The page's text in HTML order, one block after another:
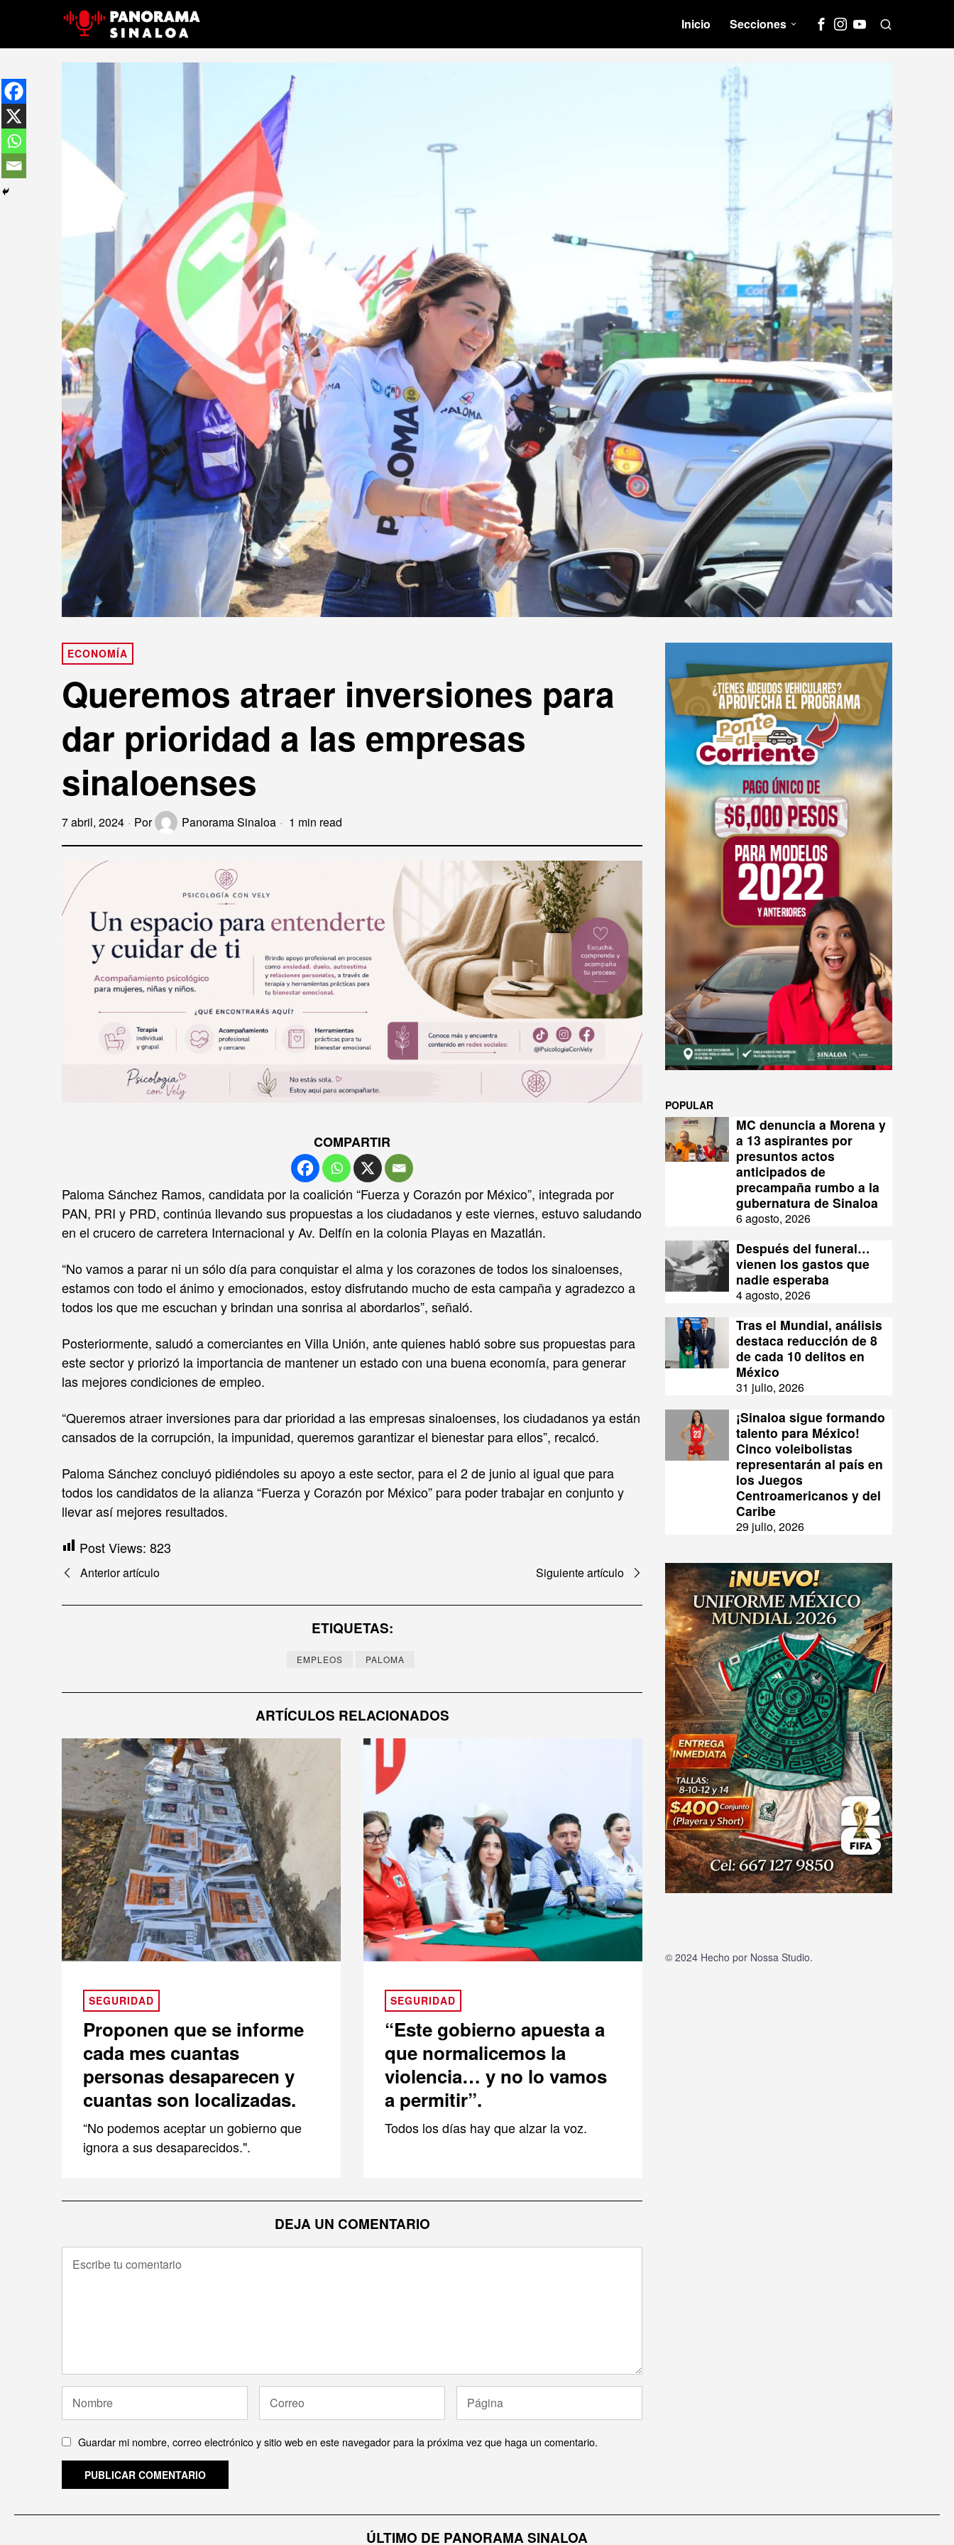
Inicio Secciones
ECONOMÍA
Queremos atraer inversiones para
dar prioridad a las empresas
sinaloenses
7 abril, 2024 Por Panorama Sinaloa 1 min read
COMPARTIR
Paloma Sánchez Ramos, candidata por la coalición “Fuerza y Corazón por México”, integrada por
PAN, PRI y PRD, continúa llevando sus propuestas a los ciudadanos y este viernes, estuvo saludando
en el crucero de carretera Internacional y Av. Delfín en la colonia Playas en Mazatlán.
“No vamos a parar ni un sólo día para conquistar el alma y los corazones de todos los sinaloenses,
estamos con todo el ánimo y emocionados, estoy disfrutando mucho de esta campaña y agradezco a
todos los que me escuchan y brindan una sonrisa al abordarlos”, señaló.
Posteriormente, saludó a comerciantes en Villa Unión, ante quienes habló sobre sus propuestas para
este sector y priorizó la importancia de mantener un estado con una buena economía, para generar
las mejores condiciones de empleo.
“Queremos atraer inversiones para dar prioridad a las empresas sinaloenses, los ciudadanos ya están
cansados de la corrupción, la impunidad, queremos garantizar el bienestar para ellos”, recalcó.
Paloma Sánchez concluyó pidiéndoles su apoyo a este sector, para el 2 de junio al igual que para
todos los candidatos de la alianza “Fuerza y Corazón por México” para poder trabajar en conjunto y
llevar así mejores resultados.
Post Views: 823
Navegación
de
Anterior artículo Siguiente artículo
ETIQUETAS:
EMPLEOS PALOMA
ARTÍCULOS RELACIONADOS
SEGURIDAD
Proponen que se informe
cada mes cuantas
personas desaparecen y
cuantas son localizadas.
“No podemos aceptar un gobierno que
ignora a sus desaparecidos.".
SEGURIDAD
“Este gobierno apuesta a
que normalicemos la
violencia… y no lo vamos
a permitir”.
Todos los días hay que alzar la voz.
DEJA UN COMENTARIO
Guardar mi nombre, correo electrónico y sitio web en este navegador para la próxima vez que haga un comentario.
POPULAR
MC denuncia a Morena y
a 13 aspirantes por
presuntos actos
anticipados de
precampaña rumbo a la
gubernatura de Sinaloa
6 agosto, 2026
Después del funeral…
vienen los gastos que
nadie esperaba
4 agosto, 2026
Tras el Mundial, análisis
destaca reducción de 8
de cada 10 delitos en
México
31 julio, 2026
¡Sinaloa sigue formando
talento para México!
Cinco voleibolistas
representarán al país en
los Juegos
Centroamericanos y del
Caribe
29 julio, 2026
© 2024 Hecho por Nossa Studio.
ÚLTIMO DE PANORAMA SINALOA